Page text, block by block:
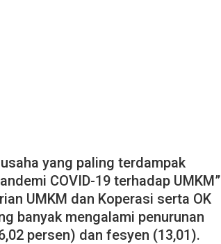
yang paling terdampak
COVID-19 terhadap UMKM”
UMKM dan Koperasi serta OK
banyak mengalami penurunan
persen) dan fesyen (13,01).